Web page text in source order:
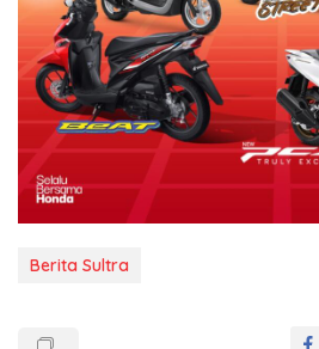
Berita Sultra